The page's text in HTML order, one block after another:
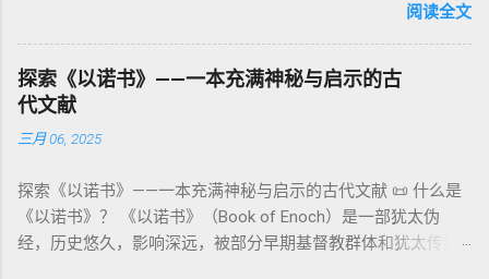
限 第11–15章讲述关于食物、疾病（如大麻风）、体液等“洁净
与不洁”的律例。其目的不是为了迷信或隔离，而是建立 圣洁与
秩序感 ，帮助以色列人活在神的同在中。 “洁净”不是等同于“无
罪”，而是不妨碍与神交往的状态。圣所是神居住之地，进入必
16章描述每年一次的“赎罪日”（Yom Kippur），大祭司进入至
圣所，用血为圣所与百姓遮罪。 这是整卷《利未记》的神学中
心： 神愿意居住在人中间； 罪必须被遮盖才能维持这同在；
神主动提供遮罪之道（两个祭牲，特别是“为耶和华”的与“归于
亚撒泻勒”的）。 这预表...
：以异象回顾以色列史并预示末世。 《以诺书信》（91–108）
：智慧训诫、“祸哉”、义人与恶人的结局等。 提示：另有《二
以诺书》（斯拉夫文）与《三以诺书》（希伯来文），属更晚
期以诺传统，不等同于《一以诺书》。 二、为什么重要？——
它是新约作者与读者共享的“语境词典” 1）新约中的直接/间接
呼应 犹大书14–15 几乎逐字引 1 Enoch 1:9（“主带着千万圣者
的“深渊囚禁”叙事共振。 彼后2:4 用“ 他他路斯 （Tartarus）”指
天使囚禁之所，贴近以诺传统语境。 福音书/启示录 中的“ 人子
来临与天使同来、坐在荣耀宝座审判列国 ”（太24–25；启1、
者”。 ✦ 语法 现象： Elohim 是 一个 复数 形式 （“- im” 后
世 记 1: 1）； 在 其他 语 境 中也 可 用于 复数 意义， 如 指 多
神、 属 灵 存在、 审判 官 等； 因此， 需 借助 上下文 判断 语
义 和 神学 定位 。 二、 希伯来 圣经 中 Elohim 的 主要 用法 与
示例 分类 类型 用法 说明 示例 经文 含义 1. 真神 指 以色列 的
所 崇拜 的 神祇 出 20: 3 假 神/ 偶像（ gods） 3. 属 灵 存在
神 的 众 子、 天使、 神圣 议会 成员 诗 82: 1, 申 32: 8– 9
神圣 存在（ divine beings） 4. 法官 被 委托 施行 神 审判者 出
阅读全文
探索《以诺书》——一本充满神秘与启示的古
代文献
三月 06, 2025
探索《以诺书》——一本充满神秘与启示的古代文献 📜 什么是
《以诺书》？ 《以诺书》（Book of Enoch）是一部犹太伪
经，历史悠久，影响深远，被部分早期基督教群体和犹太传统